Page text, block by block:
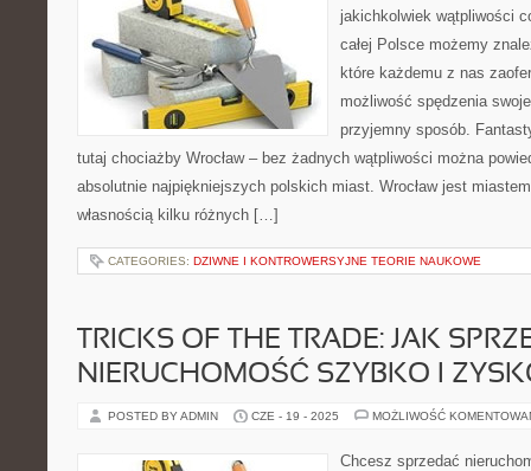
jakichkolwiek wątpliwości
całej Polsce możemy
które każdemu z nas
możliwość spędzenia
przyjemny sposób.
tutaj chociażby Wrocław – bez żadnych wątpliwości można
absolutnie najpiękniejszych polskich miast. Wrocław jest
własnością kilku różnych […]
CATEGORIES: DZIWNE I KONTROWERSYJNE TEORIE NAUKOWE
TRICKS OF THE TRADE: JAK
NIERUCHOMOŚĆ SZYBKO I
POSTED BY ADMIN CZE - 19 - 2025 MOŻLIWOŚĆ
Chcesz sprzedać